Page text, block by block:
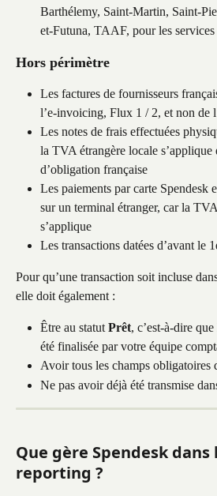
Barthélemy, Saint-Martin, Saint-
et-Futuna, TAAF, pour les
Hors périmètre
Les factures de fournisseurs
l’e-invoicing, Flux 1 / 2, et non de
Les notes de frais effectuées
la TVA étrangère locale s’applique
d’obligation française
Les paiements par carte Spendesk
sur un terminal étranger, car la
s’applique
Les transactions datées d’avant le
Pour qu’une transaction soit incluse
elle doit également :
Être au statut Prêt, c’est-à-dire
été finalisée par votre équipe
Avoir tous les champs obligatoires
Ne pas avoir déjà été transmise
Que gère Spendesk dans
reporting ?